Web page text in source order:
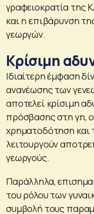
γραφειοκρατία της
και η επιβάρυνση
γεωργών.
Κρίσιμη
Ιδιαίτερη έμφαση
ανανέωσης των
αποτελεί κρίσιμη
πρόσβασης στη γη,
χρηματοδότηση και
λειτουργούν
γεωργούς.
Παράλληλα,
του ρόλου των
συμβολή τους